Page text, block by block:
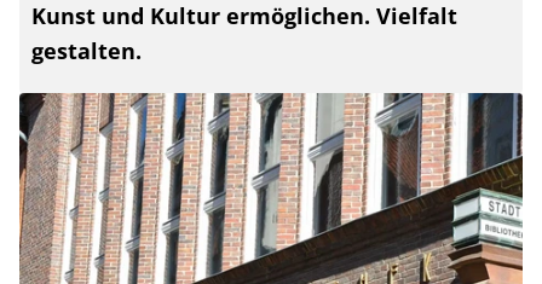
Kunst und Kultur ermöglichen. Vielfalt
gestalten.